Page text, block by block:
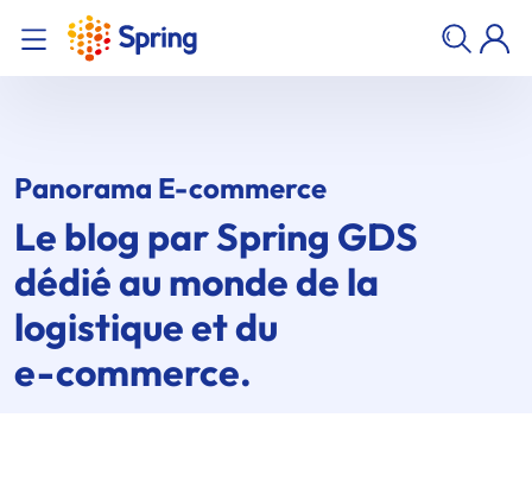
Panorama E-commerce
Le blog parSpring GDS
dédié au monde de la
logistique et du
e-commerce.